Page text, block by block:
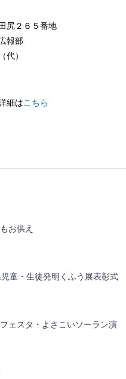
尻２６５番地
報部
代）
細は こちら
お供え
童・生徒発明くふう展表彰式
ェスタ・よさこいソーラン演